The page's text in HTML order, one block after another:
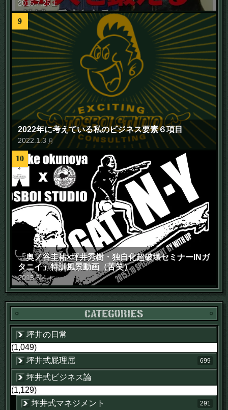
2015.7.25 土
9
2022年に考えている私のビジネス要素６項目
2022 1.3 月
10
「奥ノ谷圭祐×坪井秀樹・独自化超破壊セミナーINガ
タニイ」特訓風景動画（苦笑）
2015.6.4 木
坪井の日常
(1,049)
坪井式屁理屈
699
坪井式ビジネス論
(1,129)
坪井式マネジメント
291